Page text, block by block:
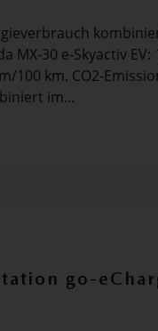
MX-30 e-Skyactiv EV:
100 km. CO2-
im...
go-